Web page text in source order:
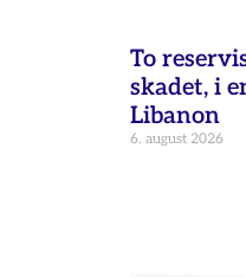
To
skadet, i
Libanon
6. august 2026